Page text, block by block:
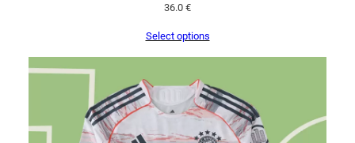
36.0 €
Select options